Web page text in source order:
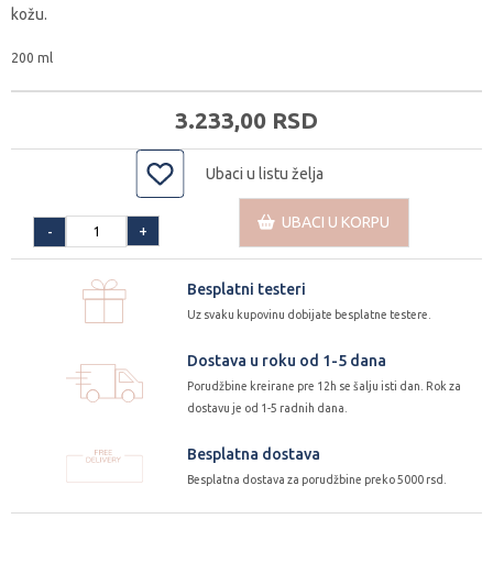
kožu.
200 ml
3.233,00 RSD
+
-
Ubaci u listu želja
UBACI U KORPU
Besplatni testeri
Uz svaku kupovinu dobijate besplatne testere.
Dostava u roku od 1-5 dana
Porudžbine kreirane pre 12h se šalju isti dan. Rok za
dostavu je od 1-5 radnih dana.
Besplatna dostava
Besplatna dostava za porudžbine preko 5000 rsd.